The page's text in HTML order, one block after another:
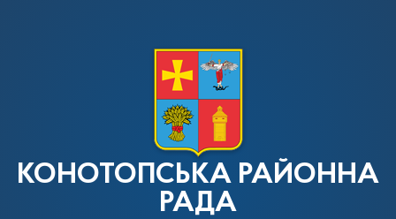
КОНОТОПСЬКА РАЙОННА
РАДА